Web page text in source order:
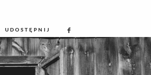
UDOSTĘPNIJ